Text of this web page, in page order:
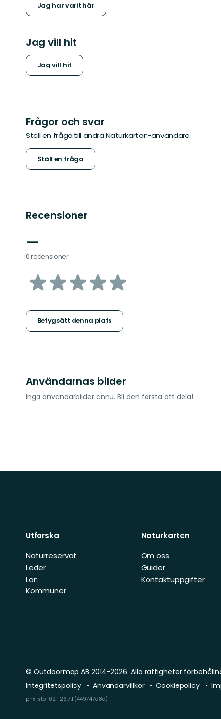
Jag har varit här
Jag vill hit
Jag vill hit
Frågor och svar
Ställ en fråga till andra Naturkartan-användare.
Ställ en fråga
Recensioner
—
0 recensioner
av
stjärnor
Betygsätt denna plats
Användarnas bilder
Inga användarbilder ännu. Bli den första att dela!
Utforska
Naturreservat
Leder
Län
Kommuner
Naturkartan
Om oss
Guider
Kontaktuppgifter
© Outdoormap AB 2014-2026. Alla rättigheter
Integritetspolicy
Användarvillkor Cookiepolicy
phx-sto-02 · 26.7.1 (449747a8c)